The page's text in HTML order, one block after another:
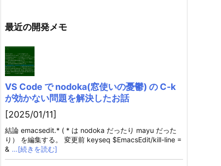
最近の開発メモ
VS Code で nodoka(窓使いの憂鬱) の C-k
が効かない問題を解決したお話
[2025/01/11]
結論 emacsedit.* ( * は nodoka だったり mayu だった
り） を編集する。 変更前 keyseq $EmacsEdit/kill-line =
& …[続きを読む]